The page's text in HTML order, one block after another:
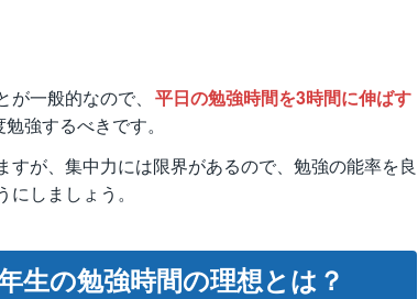
一般的なので、 平日の勉強時間を3時間に伸ばす
強するべきです。
が、集中力には限界があるので、勉強の能率を良
しましょう。
生の勉強時間の理想とは？